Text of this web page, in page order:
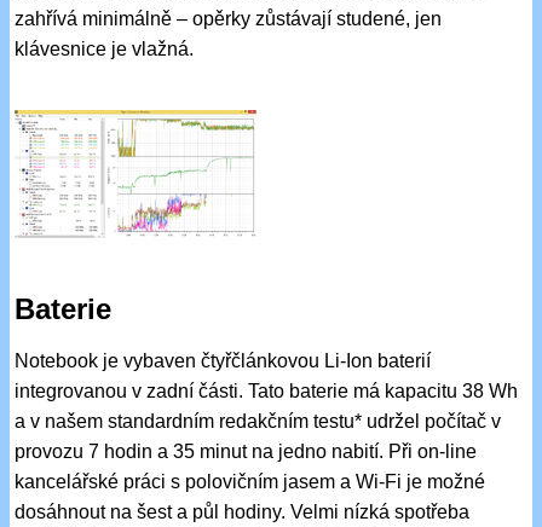
zahřívá minimálně – opěrky zůstávají studené, jen
klávesnice je vlažná.
Baterie
Notebook je vybaven čtyřčlánkovou Li-Ion baterií
integrovanou v zadní části. Tato baterie má kapacitu 38 Wh
a v našem standardním redakčním testu* udržel počítač v
provozu 7 hodin a 35 minut na jedno nabití. Při on-line
kancelářské práci s polovičním jasem a Wi-Fi je možné
dosáhnout na šest a půl hodiny. Velmi nízká spotřeba